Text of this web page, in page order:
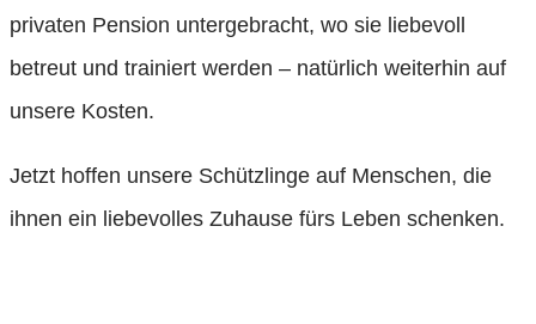
privaten Pension untergebracht, wo sie liebevoll
betreut und trainiert werden – natürlich weiterhin auf
unsere Kosten.
Jetzt hoffen unsere Schützlinge auf Menschen, die
ihnen ein liebevolles Zuhause fürs Leben schenken.